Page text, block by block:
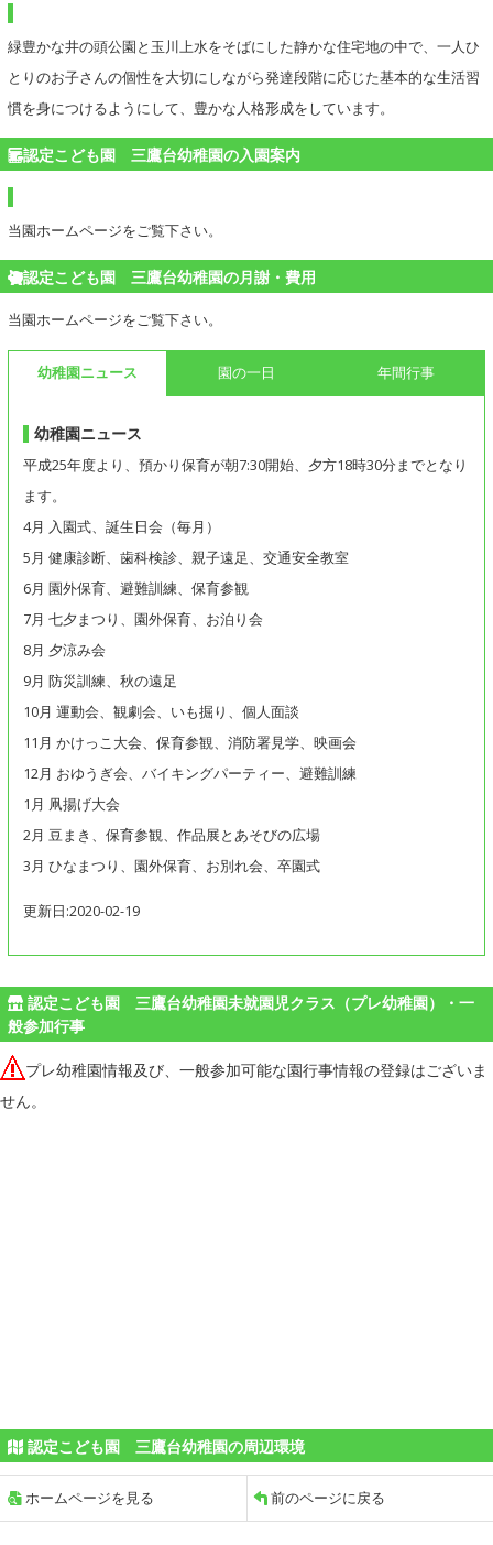
緑豊かな井の頭公園と玉川上水をそばにした静かな住宅地の中で、一人ひ
とりのお子さんの個性を大切にしながら発達段階に応じた基本的な生活習
慣を身につけるようにして、豊かな人格形成をしています。
認定こども園 三鷹台幼稚園の入園案内
当園ホームページをご覧下さい。
認定こども園 三鷹台幼稚園の月謝・費用
当園ホームページをご覧下さい。
幼稚園ニュース 園の一日 年間行事
幼稚園ニュース
平成25年度より、預かり保育が朝7:30開始、夕方18時30分までとなり
ます。
4月 入園式、誕生日会（毎月）
5月 健康診断、歯科検診、親子遠足、交通安全教室
6月 園外保育、避難訓練、保育参観
7月 七夕まつり、園外保育、お泊り会
8月 夕涼み会
9月 防災訓練、秋の遠足
10月 運動会、観劇会、いも掘り、個人面談
11月 かけっこ大会、保育参観、消防署見学、映画会
12月 おゆうぎ会、バイキングパーティー、避難訓練
1月 凧揚げ大会
2月 豆まき、保育参観、作品展とあそびの広場
3月 ひなまつり、園外保育、お別れ会、卒園式
更新日:2020-02-19
認定こども園 三鷹台幼稚園未就園児クラス（プレ幼稚園）・一
般参加行事
プレ幼稚園情報及び、一般参加可能な園行事情報の登録はございま
せん。
認定こども園 三鷹台幼稚園の周辺環境
ホームページを見る 前のページに戻る